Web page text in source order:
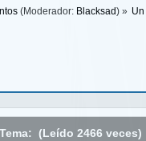
(Moderador: Blacksad ) »
Tema: (Leído 2466 veces)